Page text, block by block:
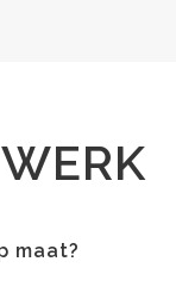
maat?